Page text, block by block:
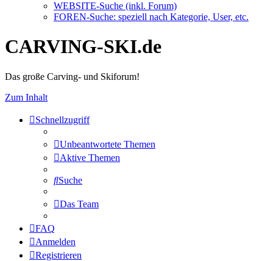
WEBSITE-Suche (inkl. Forum)
FOREN-Suche: speziell nach Kategorie, User, etc.
CARVING-SKI.de
Das große Carving- und Skiforum!
Zum Inhalt
Schnellzugriff
Unbeantwortete Themen
Aktive Themen
Suche
Das Team
FAQ
Anmelden
Registrieren